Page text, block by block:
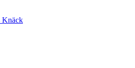
Knäck